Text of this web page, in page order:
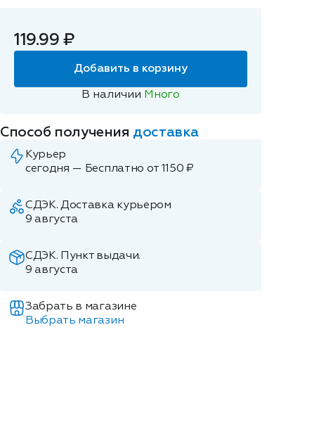
119.99 ₽
Добавить в корзину
В наличии Много
Способ получения доставка
Курьер
сегодня — Бесплатно от 1150 ₽
СДЭК. Доставка курьером
9 августа
СДЭК. Пункт выдачи.
9 августа
Забрать в магазине
Выбрать магазин